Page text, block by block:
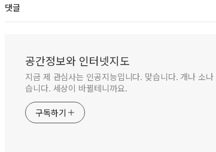
댓글
공간정보와 인터넷지도
지금 제 관심사는 인공지능입니다. 맞습니다. 개나 소
습니다. 세상이 바뀔테니까요.
구독하기